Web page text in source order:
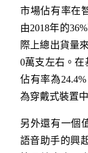
市場佔有率在
由2018年的
際上總出貨量
0萬支左右。在
佔有率為
為穿戴式裝置
另外還有一個
語音助手的興